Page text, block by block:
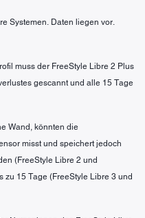
Systemen. Daten liegen vor.
muss der FreeStyle Libre 2 Plus
gescannt und alle 15 Tage
Wand, könnten die
misst und speichert jedoch
(FreeStyle Libre 2 und
zu 15 Tage (FreeStyle Libre 3 und